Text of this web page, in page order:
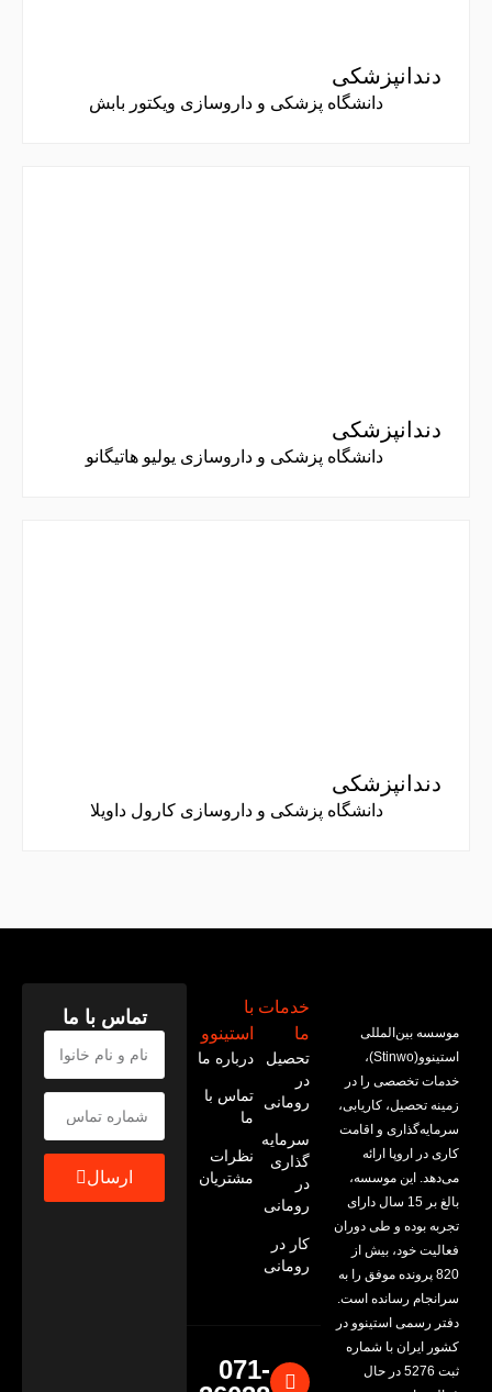
دندانپزشکی
دانشگاه پزشکی و داروسازی ویکتور بابش
دندانپزشکی
دانشگاه پزشکی و داروسازی یولیو هاتیگانو
دندانپزشکی
دانشگاه پزشکی و داروسازی کارول داویلا
موسسه بین‌المللی
استینوو(Stinwo)،
خدمات تخصصی را در
زمینه تحصیل، کاریابی،
سرمایه‌گذاری و اقامت
کاری در اروپا ارائه
می‌‌دهد. این موسسه،
بالغ بر 15 سال دارای
تجربه بوده و طی دوران
فعالیت خود، بیش از
820 پرونده موفق را به
سرانجام رسانده است.
دفتر رسمی استینوو در
کشور ایران با شماره
ثبت 5276 در حال
خدمات
ما
تحصیل
در
رومانی
سرمایه
گذاری
در
رومانی
کار در
رومانی
با
استینوو
درباره ما
تماس با
ما
نظرات
مشتریان
071-
تماس با ما
ارسال